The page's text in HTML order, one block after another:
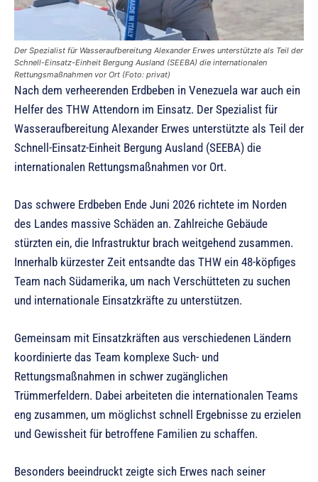
Der Spezialist für Wasseraufbereitung Alexander Erwes unterstützte als Teil der
Schnell-Einsatz-Einheit Bergung Ausland (SEEBA) die internationalen
Rettungsmaßnahmen vor Ort (Foto: privat)
Nach dem verheerenden Erdbeben in Venezuela war auch ein
Helfer des THW Attendorn im Einsatz. Der Spezialist für
Wasseraufbereitung Alexander Erwes unterstützte als Teil der
Schnell-Einsatz-Einheit Bergung Ausland (SEEBA) die
internationalen Rettungsmaßnahmen vor Ort.
Das schwere Erdbeben Ende Juni 2026 richtete im Norden
des Landes massive Schäden an. Zahlreiche Gebäude
stürzten ein, die Infrastruktur brach weitgehend zusammen.
Innerhalb kürzester Zeit entsandte das THW ein 48-köpfiges
Team nach Südamerika, um nach Verschütteten zu suchen
und internationale Einsatzkräfte zu unterstützen.
Gemeinsam mit Einsatzkräften aus verschiedenen Ländern
koordinierte das Team komplexe Such- und
Rettungsmaßnahmen in schwer zugänglichen
Trümmerfeldern. Dabei arbeiteten die internationalen Teams
eng zusammen, um möglichst schnell Ergebnisse zu erzielen
und Gewissheit für betroffene Familien zu schaffen.
Besonders beeindruckt zeigte sich Erwes nach seiner